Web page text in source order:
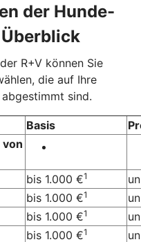
der Hunde-
R+V können Sie
die auf Ihre
sind.
Basis
von
bis 1.000 €1
bis 1.000 €1
bis 1.000 €1
bis 1.000 €1